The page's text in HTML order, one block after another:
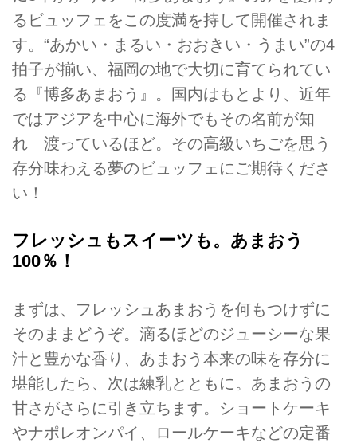
るビュッフェをこの度満を持して開催されま
す。“あかい・まるい・おおきい・うまい”の4
拍子が揃い、福岡の地で大切に育てられてい
る『博多あまおう』。国内はもとより、近年
ではアジアを中心に海外でもその名前が知
れ 渡っているほど。その高級いちごを思う
存分味わえる夢のビュッフェにご期待くださ
い！
フレッシュもスイーツも。あまおう
100％！
まずは、フレッシュあまおうを何もつけずに
そのままどうぞ。滴るほどのジューシーな果
汁と豊かな香り、あまおう本来の味を存分に
堪能したら、次は練乳とともに。あまおうの
甘さがさらに引き立ちます。ショートケーキ
やナポレオンパイ、ロールケーキなどの定番